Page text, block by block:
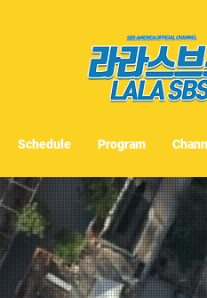
Schedule Program